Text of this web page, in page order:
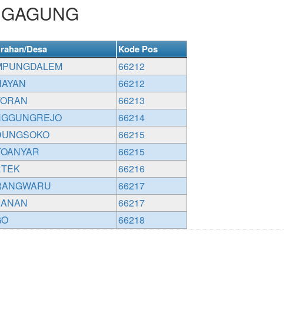
Desa Kode Pos
66212
66212
66213
66214
66215
66215
66216
66217
66217
66218